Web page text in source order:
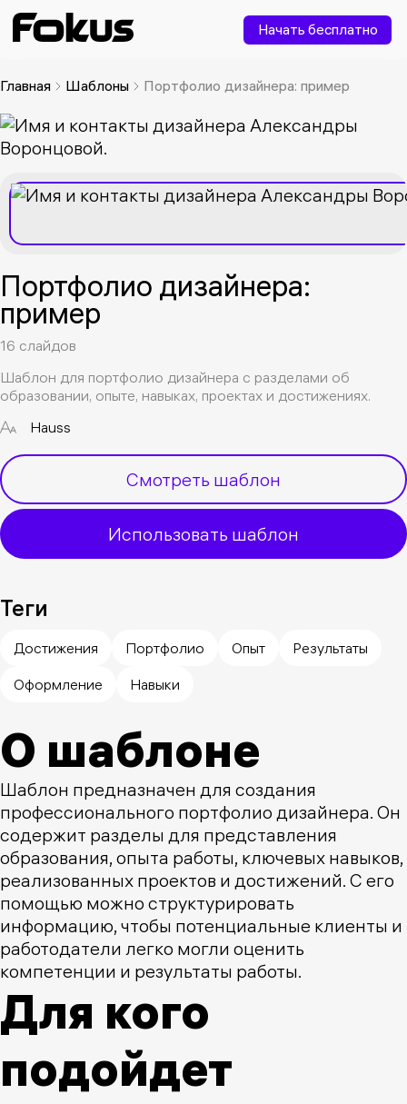
Начать бесплатно
Главная Шаблоны Портфолио дизайнера: пример
Портфолио дизайнера:
пример
16 слайдов
Шаблон для портфолио дизайнера с разделами об
образовании, опыте, навыках, проектах и достижениях.
Hauss
Смотреть шаблон
Использовать шаблон
Теги
Достижения Портфолио Опыт
Результаты
Оформление
Навыки
О шаблоне
Шаблон предназначен для создания
профессионального портфолио дизайнера. Он
содержит разделы для представления
образования, опыта работы, ключевых навыков,
реализованных проектов и достижений. С его
помощью можно структурировать
информацию, чтобы потенциальные клиенты и
работодатели легко могли оценить
компетенции и результаты работы.
Для кого
подойдет